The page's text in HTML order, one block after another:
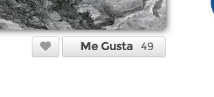
Me Gusta 49